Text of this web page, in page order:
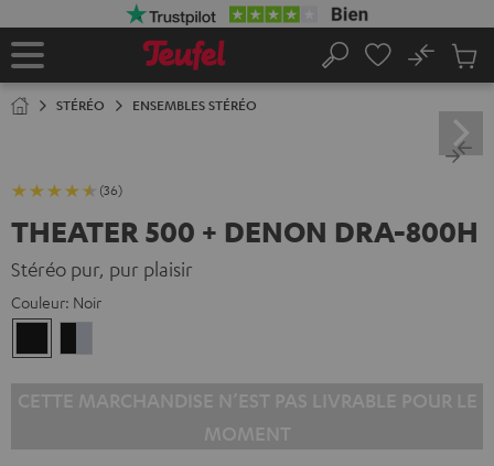
Page
Rechercher
No
panier
STÉRÉO ENSEMBLES STÉRÉO
(36)
THEATER 500 + DENON DRA-800H
Stéréo pur, pur plaisir
Couleur: Noir